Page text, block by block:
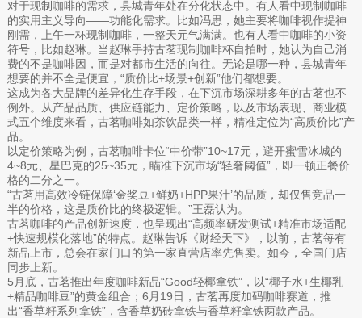
对于现制咖啡的需求，县城青年处在分化状态中。有人看中现制咖啡
的实用主义导向——功能化需求。比如冯思，她主要将咖啡视作提神
刚需，上午一杯现制咖啡，一整天元气满满。也有人看中咖啡的小资
符号，比如赵琳。当赵琳手持古茗现制咖啡杯自拍时，她认为自己消
费的不是咖啡因，而是对都市生活的向往。无论是哪一种，县城青年
想要的并不全是便宜，“质价比+场景+创新”他们都想要。
这成为各大品牌的差异化生存手段，在下沉市场深耕多年的古茗也不
例外。从产品品质、供应链能力、定价策略，以及市场表现、商业模
式五个维度来看，古茗咖啡如茶饮品类一样，精准定位为“高质价比”产
品。
以定价策略为例，古茗咖啡卡位“中价带”10~17元，避开蜜雪冰城的
4~8元、星巴克的25~35元，瞄准下沉市场“轻奢阈值”，即一顿正餐价
格的二分之一。
“古茗用高效冷链保障‘金奖豆+鲜奶+HPP果汁’的品质，却仅售竞品一
半的价格，这是质价比的终极逻辑。”王磊认为。
古茗咖啡的产品创新速度，也呈现出“高频率研发测试+精准市场适配
+快速规模化落地”的特点。赵琳告诉《财经天下》，以前，古茗每有
新品上市，总会在家门口的第一家直营店率先售卖。如今，全国门店
同步上新。
5月底，古茗推出年度咖啡新品“Good轻椰拿铁”，以“椰子水+生椰乳
+精品咖啡豆”的黄金组合；6月19日，古茗再度加码咖啡赛道，推
出“香草籽系列拿铁”，含香草奶砖拿铁与香草籽拿铁两款产品。